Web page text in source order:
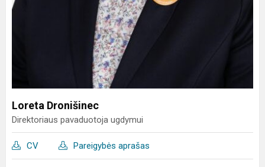
Loreta Dronišinec
Direktoriaus pavaduotoja ugdymui
CV Pareigybės aprašas